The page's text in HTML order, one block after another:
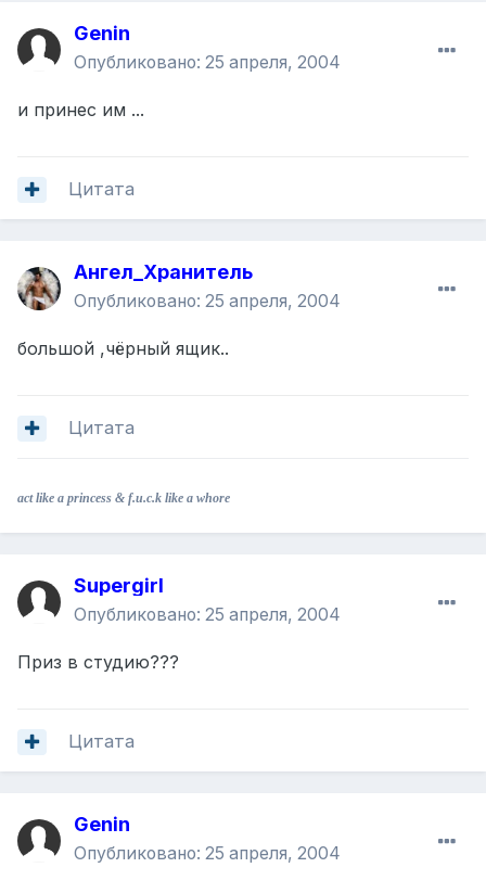
Genin
Опубликовано: 25 апреля, 2004
и принес им ...
Цитата
Ангел_Хранитель
Опубликовано: 25 апреля, 2004
большой ,чёрный ящик..
Цитата
act like a princess & f.u.c.k like a whore
Supergirl
Опубликовано: 25 апреля, 2004
Приз в студию???
Цитата
Genin
Опубликовано: 25 апреля, 2004